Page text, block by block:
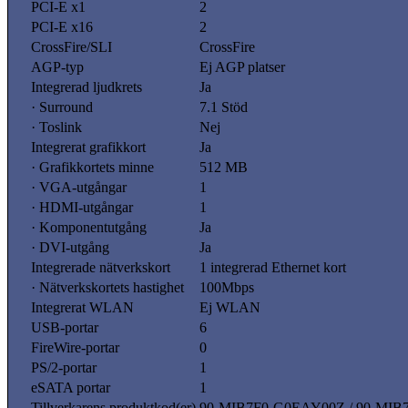
PCI-E x1
2
PCI-E x16
2
CrossFire/SLI
CrossFire
AGP-typ
Ej AGP platser
Integrerad ljudkrets
Ja
· Surround
7.1 Stöd
· Toslink
Nej
Integrerat grafikkort
Ja
· Grafikkortets minne
512 MB
· VGA-utgångar
1
· HDMI-utgångar
1
· Komponentutgång
Ja
· DVI-utgång
Ja
Integrerade nätverkskort
1 integrerad Ethernet kort
· Nätverkskortets hastighet
100Mbps
Integrerat WLAN
Ej WLAN
USB-portar
6
FireWire-portar
0
PS/2-portar
1
eSATA portar
1